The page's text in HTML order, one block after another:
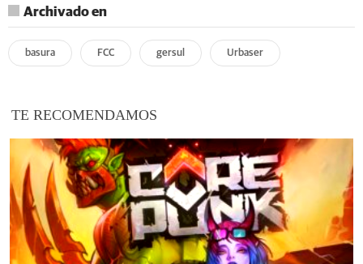
Archivado en
basura FCC gersul Urbaser
TE RECOMENDAMOS